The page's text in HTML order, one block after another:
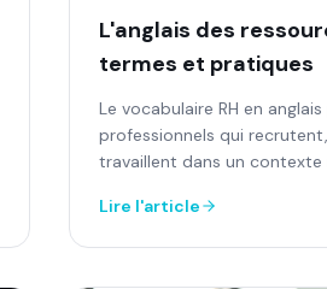
L'anglais des
termes et pratiques
Le vocabulaire RH en
professionnels qui
travaillent dans un contexte
Lire l'article